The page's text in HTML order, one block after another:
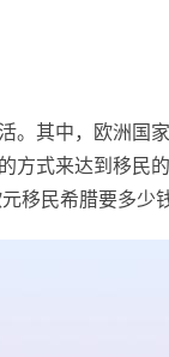
。其中，欧洲国
方式来达到移民
移民希腊要多少